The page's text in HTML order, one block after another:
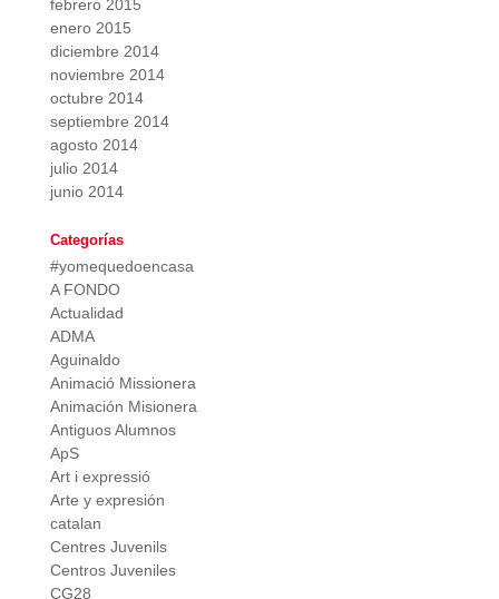
febrero 2015
enero 2015
diciembre 2014
noviembre 2014
octubre 2014
septiembre 2014
agosto 2014
julio 2014
junio 2014
Categorías
#yomequedoencasa
A FONDO
Actualidad
ADMA
Aguinaldo
Animació Missionera
Animación Misionera
Antiguos Alumnos
ApS
Art i expressió
Arte y expresión
catalan
Centres Juvenils
Centros Juveniles
CG28